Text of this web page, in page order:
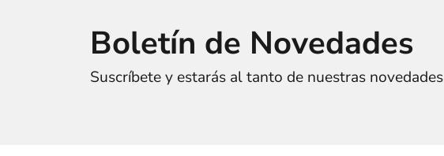
Boletín de Novedades
Suscríbete y estarás al tanto de nuestras novedades